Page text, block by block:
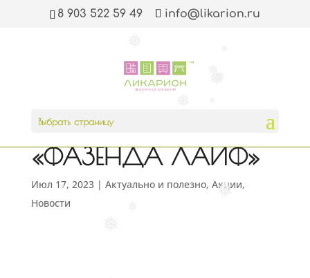
❅
❅
8 903 522 59 49 info@likarion.ru
Выбрать страницу
дизайнером шоу
«ФАЗЕНДА ЛАЙФ»
Июл 17, 2023| Актуально и полезно, Акции,
Новости